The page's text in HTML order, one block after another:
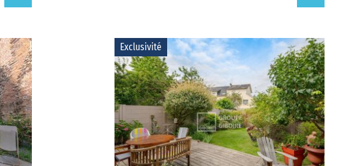
Exclusivité